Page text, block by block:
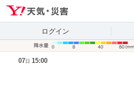
ログイン
07日 15:00